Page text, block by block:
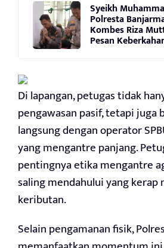
Syeikh
Polresta
Kombes Riza
Pesan
Di lapangan, petugas tidak
pengawasan pasif, tetapi juga
langsung dengan operator
yang mengantre panjang.
pentingnya etika mengantre
saling mendahului yang kerap
keributan.
Selain pengamanan fisik,